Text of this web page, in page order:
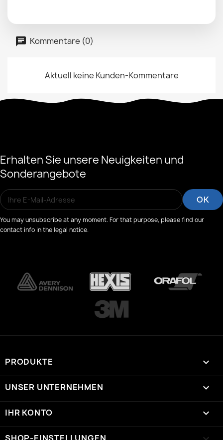
Kommentare (0)
Aktuell keine Kunden-Kommentare
Erhalten Sie unsere Neuigkeiten und
Sonderangebote
You may unsubscribe at any moment. For that purpose, please find our
contact info in the legal notice.
PRODUKTE 
UNSER UNTERNEHMEN 
IHR KONTO 